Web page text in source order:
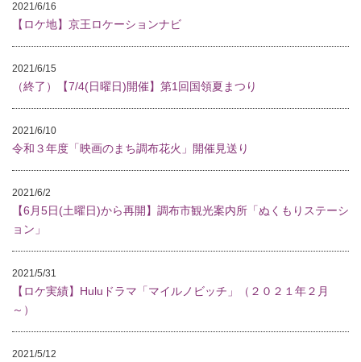
2021/6/16
【ロケ地】京王ロケーションナビ
2021/6/15
（終了）【7/4(日曜日)開催】第1回国領夏まつり
2021/6/10
令和３年度「映画のまち調布花火」開催見送り
2021/6/2
【6月5日(土曜日)から再開】調布市観光案内所「ぬくもりステーシ
ョン」
2021/5/31
【ロケ実績】Huluドラマ「マイルノビッチ」（２０２１年２月
～）
2021/5/12